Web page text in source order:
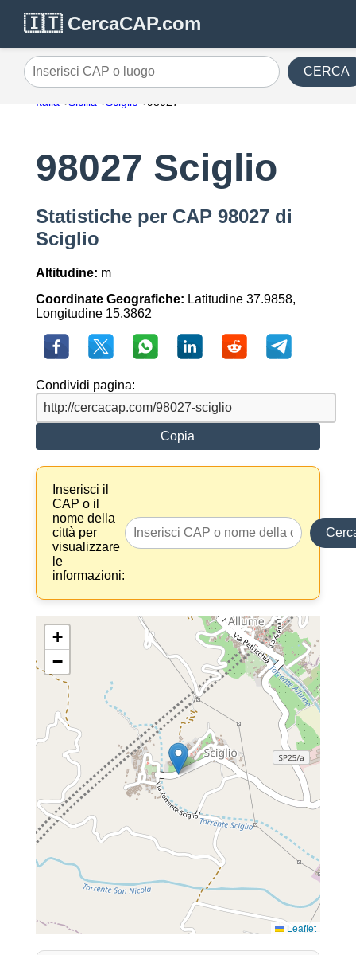
🇮🇹 CercaCAP.com
Inserisci CAP o luogo CERCA
Italia Sicilia Sciglio 98027
98027 Sciglio
Statistiche per CAP 98027 di
Sciglio
Altitudine: m
Coordinate Geografiche: Latitudine 37.9858,
Longitudine 15.3862
Condividi pagina:
Copia
Inserisci il
CAP o il
nome della
città per
visualizzare
le
informazioni:
+
−
Leaflet